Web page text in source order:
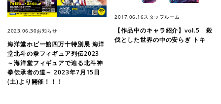
2023.06.30お知らせ
海洋堂ホビー館四万十特別展 海洋
堂北斗の拳フィギュア列伝2023
～海洋堂フィギュアで辿る北斗神
拳伝承者の道～ 2023年7月15日
(土)より開催！！！
2017.06.16スタッフルーム
【作品中のキャラ紹介】vol.5 殺
伐とした世界の中の安らぎ トキ